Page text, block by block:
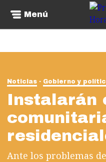
Menú
Noticias Gobierno y
Instalarán
Ante los problemas